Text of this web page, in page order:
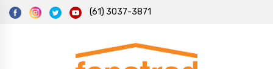
(61) 3037-3871
Fenatrad
Federação Nacional das Trabalhadoras Domésticas